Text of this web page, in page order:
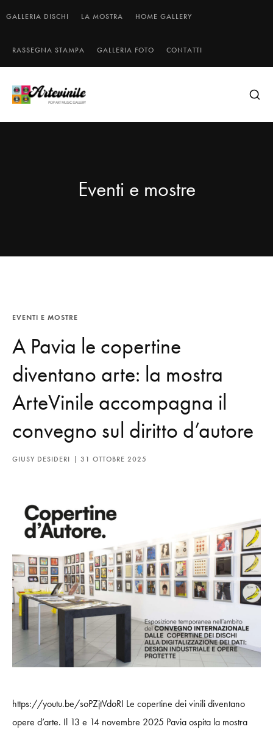
GALLERIA DISCHI LA MOSTRA HOME GALLERY
RASSEGNA STAMPA GALLERIA FOTO CONTATTI
Eventi e mostre
EVENTI E MOSTRE
A Pavia le copertine
diventano arte: la mostra
ArteVinile accompagna il
convegno sul diritto d’autore
GIUSY DESIDERI 31 OTTOBRE 2025
https://youtu.be/soPZjtVdoRI Le copertine dei vinili diventano
opere d’arte. Il 13 e 14 novembre 2025 Pavia ospita la mostra